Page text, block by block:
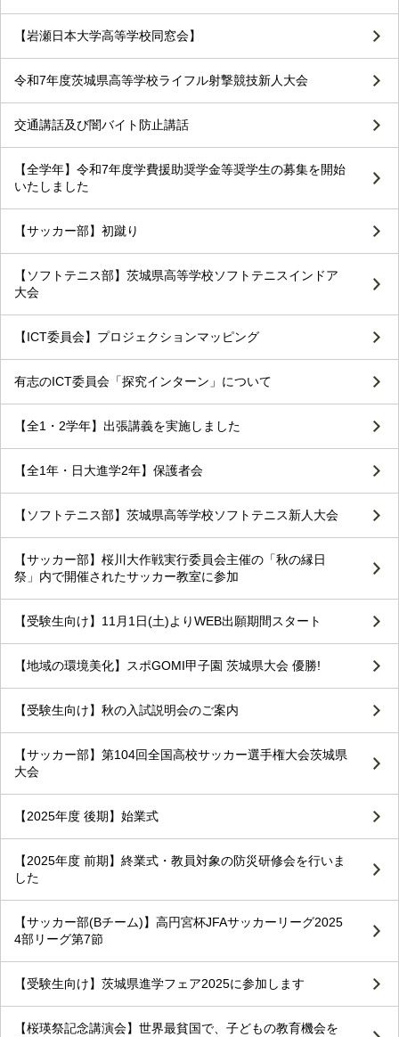
【岩瀬日本大学高等学校同窓会】
令和7年度茨城県高等学校ライフル射撃競技新人大会
交通講話及び闇バイト防止講話
【全学年】令和7年度学費援助奨学金等奨学生の募集を開始
いたしました
【サッカー部】初蹴り
【ソフトテニス部】茨城県高等学校ソフトテニスインドア
大会
【ICT委員会】プロジェクションマッピング
有志のICT委員会「探究インターン」について
【全1・2学年】出張講義を実施しました
【全1年・日大進学2年】保護者会
【ソフトテニス部】茨城県高等学校ソフトテニス新人大会
【サッカー部】桜川大作戦実行委員会主催の「秋の縁日
祭」内で開催されたサッカー教室に参加
【受験生向け】11月1日(土)よりWEB出願期間スタート
【地域の環境美化】スポGOMI甲子園 茨城県大会 優勝!
【受験生向け】秋の入試説明会のご案内
【サッカー部】第104回全国高校サッカー選手権大会茨城県
大会
【2025年度 後期】始業式
【2025年度 前期】終業式・教員対象の防災研修会を行いま
した
【サッカー部(Bチーム)】高円宮杯JFAサッカーリーグ2025
4部リーグ第7節
【受験生向け】茨城県進学フェア2025に参加します
【桜瑛祭記念講演会】世界最貧国で、子どもの教育機会を